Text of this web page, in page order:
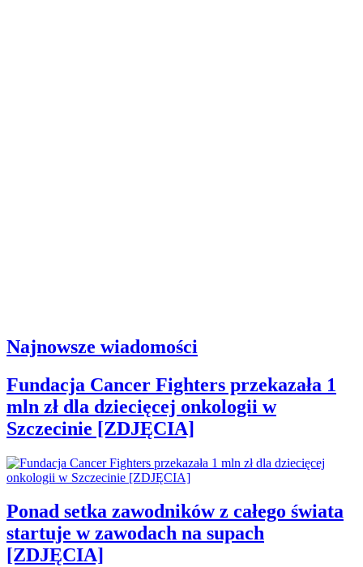
Najnowsze wiadomości
Fundacja Cancer Fighters przekazała 1
mln zł dla dziecięcej onkologii w
Szczecinie [ZDJĘCIA]
Ponad setka zawodników z całego świata
startuje w zawodach na supach
[ZDJĘCIA]